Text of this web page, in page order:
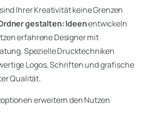
Ihrer Kreativität keine Grenzen
gestalten: Ideenentwickeln
erfahrene Designer mit
Spezielle Drucktechniken
Logos, Schriften und grafische
Qualität.
erweitern den Nutzen